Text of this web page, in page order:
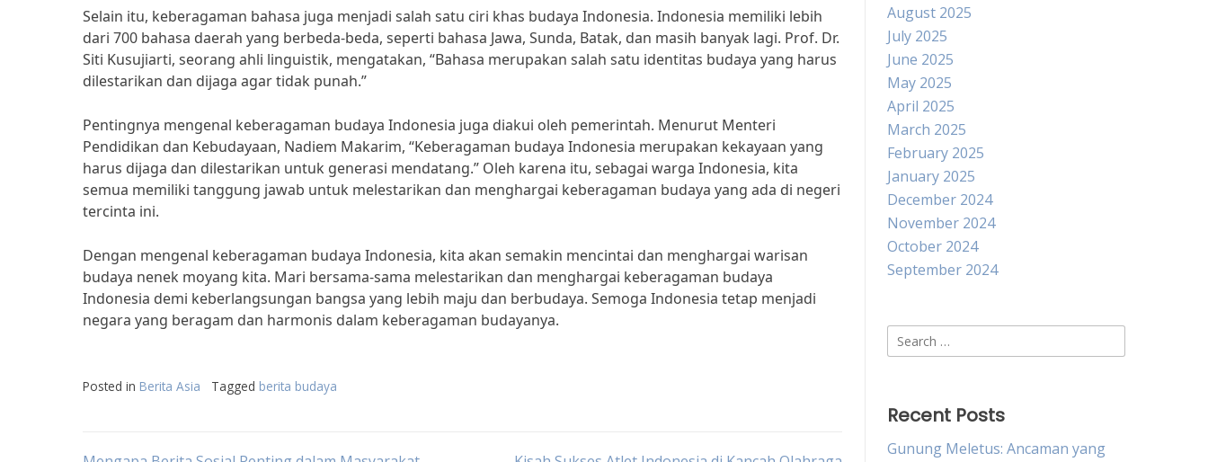
Selain itu, keberagaman bahasa juga menjadi salah satu ciri khas budaya Indonesia. Indonesia memiliki lebih
dari 700 bahasa daerah yang berbeda-beda, seperti bahasa Jawa, Sunda, Batak, dan masih banyak lagi. Prof. Dr.
Siti Kusujiarti, seorang ahli linguistik, mengatakan, “Bahasa merupakan salah satu identitas budaya yang harus
dilestarikan dan dijaga agar tidak punah.”
Pentingnya mengenal keberagaman budaya Indonesia juga diakui oleh pemerintah. Menurut Menteri
Pendidikan dan Kebudayaan, Nadiem Makarim, “Keberagaman budaya Indonesia merupakan kekayaan yang
harus dijaga dan dilestarikan untuk generasi mendatang.” Oleh karena itu, sebagai warga Indonesia, kita
semua memiliki tanggung jawab untuk melestarikan dan menghargai keberagaman budaya yang ada di negeri
tercinta ini.
Dengan mengenal keberagaman budaya Indonesia, kita akan semakin mencintai dan menghargai warisan
budaya nenek moyang kita. Mari bersama-sama melestarikan dan menghargai keberagaman budaya
Indonesia demi keberlangsungan bangsa yang lebih maju dan berbudaya. Semoga Indonesia tetap menjadi
negara yang beragam dan harmonis dalam keberagaman budayanya.
Posted in Berita Asia Tagged berita budaya
August 2025
July 2025
June 2025
May 2025
April 2025
March 2025
February 2025
January 2025
December 2024
November 2024
October 2024
September 2024
Search
for:
Recent Posts
Gunung Meletus: Ancaman yang